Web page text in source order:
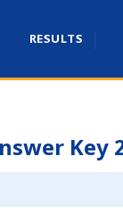
RESULTS
Key